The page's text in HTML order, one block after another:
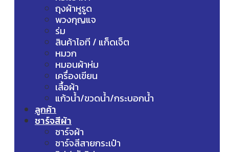
ถุงผ้าหูรูด
พวงกุญแจ
ร่ม
สินค้าไอที / แก็ดเจ็ต
หมวก
หมอนผ้าห่ม
เครื่องเขียน
เสื้อผ้า
แก้วน้ำ/ขวดน้ำ/กระบอกน้ำ
ลูกค้า
ชาร์จสีผ้า
ชาร์จผ้า
ชาร์จสีสายกระเป๋า